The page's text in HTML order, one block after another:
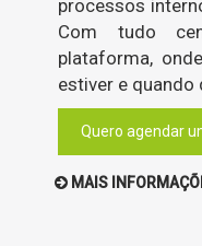
processos
Com tudo
plataforma,
estiver e quando
Quero agendar
MAIS